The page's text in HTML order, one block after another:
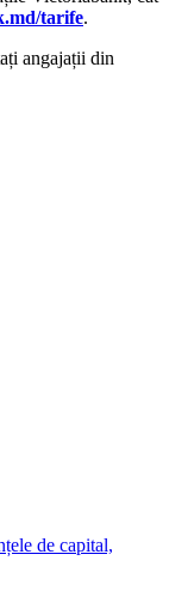
tarife.
angajații din
de capital,